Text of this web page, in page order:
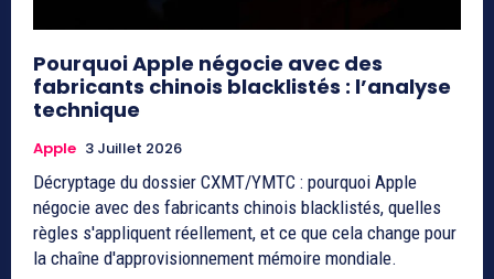
Pourquoi Apple négocie avec des
fabricants chinois blacklistés : l’analyse
technique
Apple 3 Juillet 2026
Décryptage du dossier CXMT/YMTC : pourquoi Apple
négocie avec des fabricants chinois blacklistés, quelles
règles s'appliquent réellement, et ce que cela change pour
la chaîne d'approvisionnement mémoire mondiale.